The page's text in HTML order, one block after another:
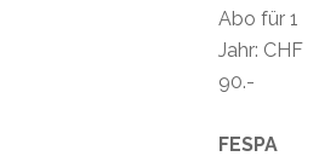
Abo für 1
Jahr: CHF
90.-
FESPA